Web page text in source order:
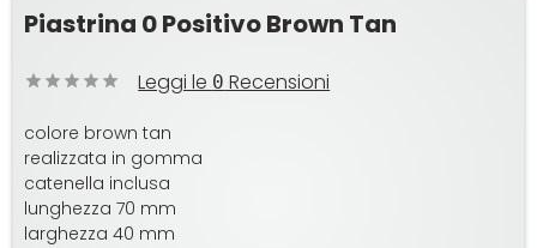
Piastrina 0 Positivo Brown Tan
Leggi le 0 Recensioni
colore brown tan
realizzata in gomma
catenella inclusa
lunghezza 70 mm
larghezza 40 mm